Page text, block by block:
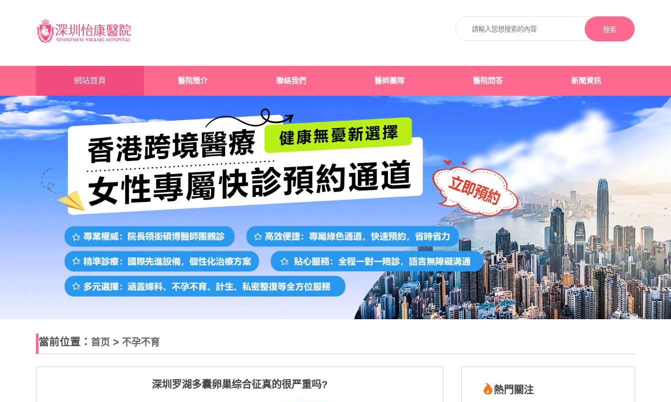
搜索
網站首頁 醫院簡介 聯絡我們 醫師團隊 醫院問答 新聞資訊
當前位置： 首页 > 不孕不育
深圳罗湖多囊卵巢综合征真的很严重吗? 熱門關注